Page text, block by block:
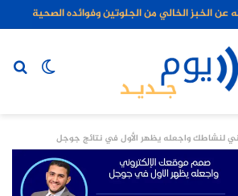
عن الخبز الخالي من الجلوتين وفوائده الصحية
الوضع
لنشاطك واجعله يظهر الأول في نتائج جوجل